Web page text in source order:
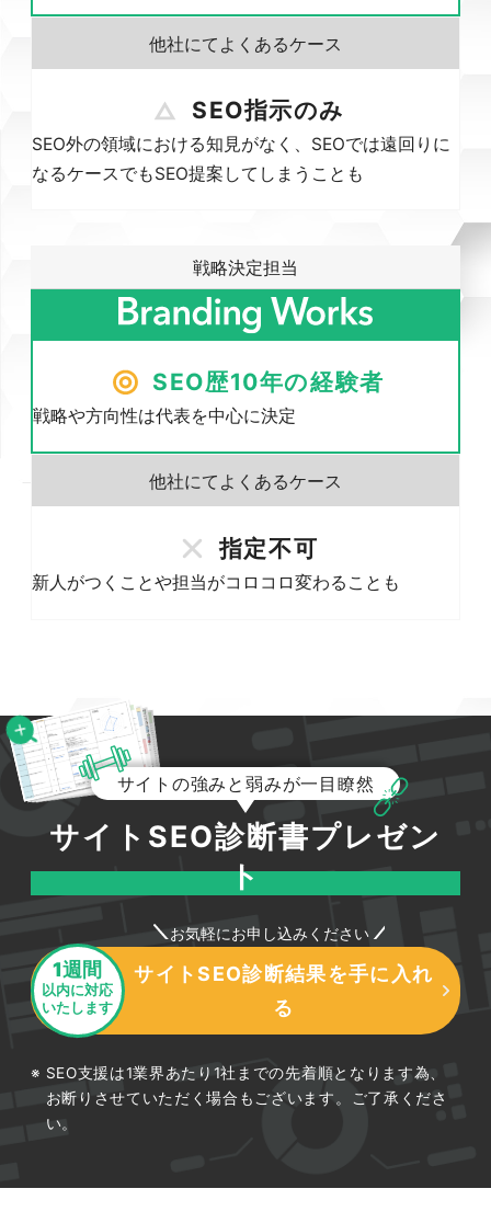
SEO指示のみ
SEO外の領域における知見がなく、SEOでは遠回りに
なるケースでもSEO提案してしまうことも
戦略決定担当
SEO歴10年の経験者
戦略や方向性は代表を中心に決定
指定不可
新人がつくことや担当がコロコロ変わることも
サイトの強みと弱みが一目瞭然
サイトSEO診断書プレゼン
ト
お気軽にお申し込みください
1週間
以内に対応
いたします
サイトSEO診断結果を手に入れ
る
SEO支援は1業界あたり1社までの先着順となります為、
お断りさせていただく場合もございます。ご了承くださ
い。